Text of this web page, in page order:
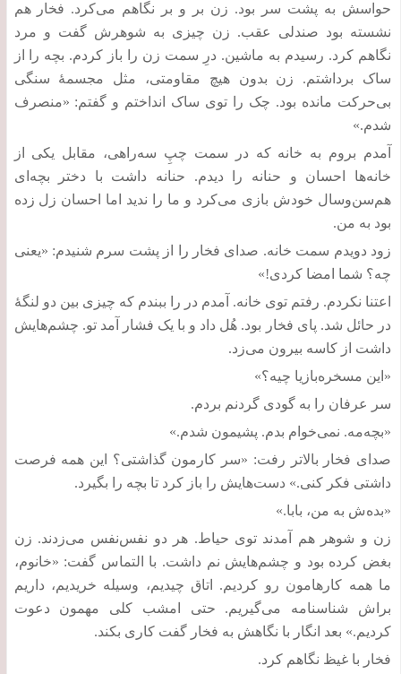
حواسش به پشت سر بود. زن بر و بر نگاهم می‌کرد. فخار هم
نشسته بود صندلی عقب. زن چیزی به شوهرش گفت و مرد
نگاهم کرد. رسیدم به ماشین. درِ سمت زن را باز کردم. بچه را از
ساک برداشتم. زن بدون هیچ مقاومتی، مثل مجسمۀ سنگی
بی‌حرکت مانده بود. چک را توی ساک انداختم و گفتم: «منصرف
شدم.»
آمدم بروم به خانه که در سمت چپِ سه‌راهی، مقابل یکی از
خانه‌ها احسان و حنانه را دیدم. حنانه داشت با دختر بچه‌ای
هم‌سن‌وسال خودش بازی می‌کرد و ما را ندید اما احسان زل زده
بود به من.
زود دویدم سمت خانه. صدای فخار را از پشت سرم شنیدم: «یعنی
چه؟ شما امضا کردی!»
اعتنا نکردم. رفتم توی خانه. آمدم در را ببندم که چیزی بین دو لنگۀ
در حائل شد. پای فخار بود. هُل داد و با یک فشار آمد تو. چشم‌هایش
داشت از کاسه بیرون می‌زد.
« این مسخره‌بازیا چیه؟»
سر عرفان را به گودی گردنم بردم.
«بچه‌مه. نمی‌خوام بدم. پشیمون شدم.»
صدای فخار بالاتر رفت: «سر کارمون گذاشتی؟ این همه فرصت
داشتی فکر کنی.» دست‌هایش را باز کرد تا بچه را بگیرد.
«بده‌ش به من، بابا.»
زن و شوهر هم آمدند توی حیاط. هر دو نفس‌نفس می‌زدند. زن
بغض کرده بود و چشم‌هایش نم داشت. با التماس گفت: «خانوم،
ما همه کارهامون رو کردیم.
اتاق چیدیم، وسیله خریدیم، داریم
براش شناسنامه می‌گیریم. حتی امشب کلی مهمون دعوت
کردیم.» بعد انگار با نگاهش به فخار گفت کاری بکند.
فخار با غیظ نگاهم کرد.